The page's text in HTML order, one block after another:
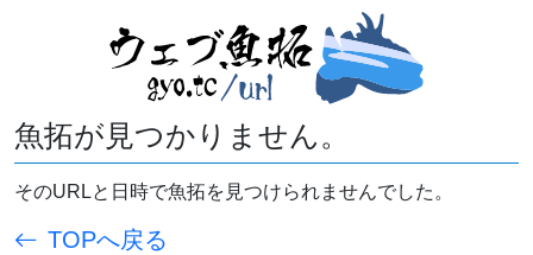
魚拓が見つかりません。
そのURLと日時で魚拓を見つけられませんでした。
TOPへ戻る